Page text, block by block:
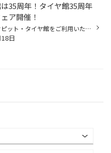
35周年！タイヤ館35周年
ア開催！
いつもコクピット・タイヤ館をご利用いただき、誠にありがとうございます！ 多くのお客様に支えられて、タイヤ館は35周年を迎えることが出来ました。 これからもお客様の安全・安心なカーライフを全力でサポートしてまいりますので、 引き続きタイヤ館をよろしくお願いいたします。 35周年を迎えた...
日